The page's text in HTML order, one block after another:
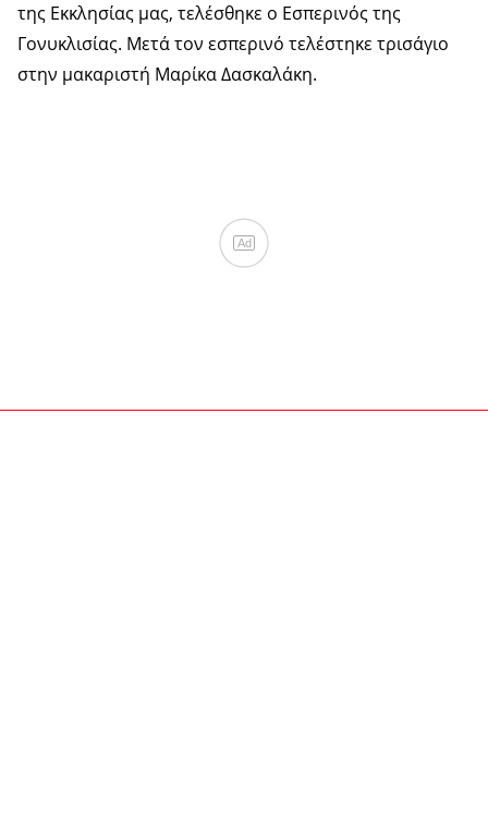
της Εκκλησίας μας, τελέσθηκε ο Εσπερινός της
Γονυκλισίας. Μετά τον εσπερινό τελέστηκε τρισάγιο
στην μακαριστή Μαρίκα Δασκαλάκη.
Ad